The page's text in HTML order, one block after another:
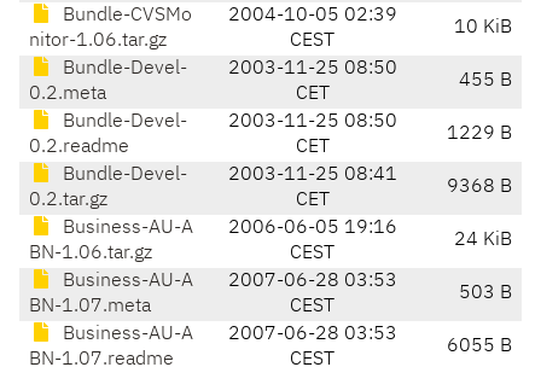
Bundle-CVSMo
nitor-1.06.tar.gz
2004-10-05 02:39
CEST
10 KiB
Bundle-Devel-
0.2.meta
2003-11-25 08:50
CET
455 B
Bundle-Devel-
0.2.readme
2003-11-25 08:50
CET
1229 B
Bundle-Devel-
0.2.tar.gz
2003-11-25 08:41
CET
9368 B
Business-AU-A
BN-1.06.tar.gz
2006-06-05 19:16
CEST
24 KiB
Business-AU-A
BN-1.07.meta
2007-06-28 03:53
CEST
503 B
Business-AU-A
BN-1.07.readme
2007-06-28 03:53
CEST
6055 B